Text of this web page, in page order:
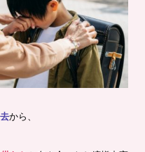
から、